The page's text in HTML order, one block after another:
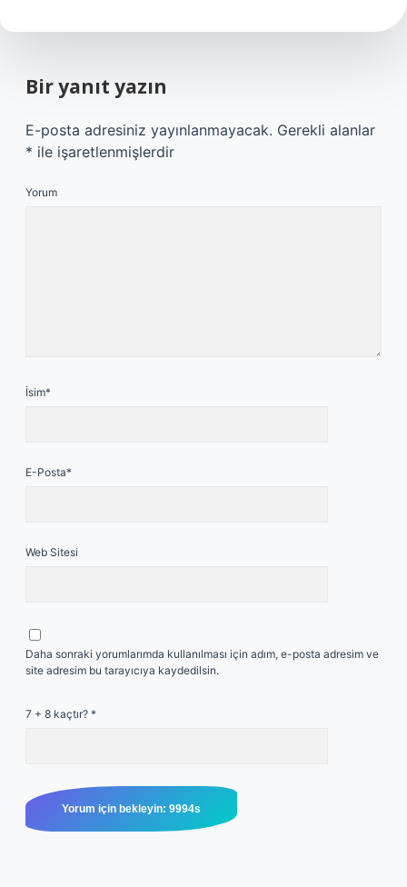
Bir yanıt yazın
E-posta adresiniz yayınlanmayacak. Gerekli alanlar
* ile işaretlenmişlerdir
Yorum
İsim*
E-Posta*
Web Sitesi
Daha sonraki yorumlarımda kullanılması için adım, e-posta adresim ve
site adresim bu tarayıcıya kaydedilsin.
7 + 8 kaçtır? *